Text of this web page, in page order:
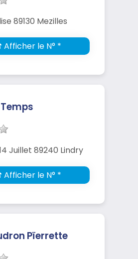
89130 Mezilles
le N° *
Juillet 89240 Lindry
le N° *
Pïerrette